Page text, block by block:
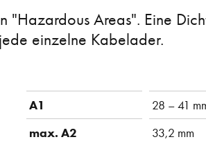
"Hazardous Areas". Eine
einzelne Kabelader.
A1
28 – 41
max. A2
33,2 mm